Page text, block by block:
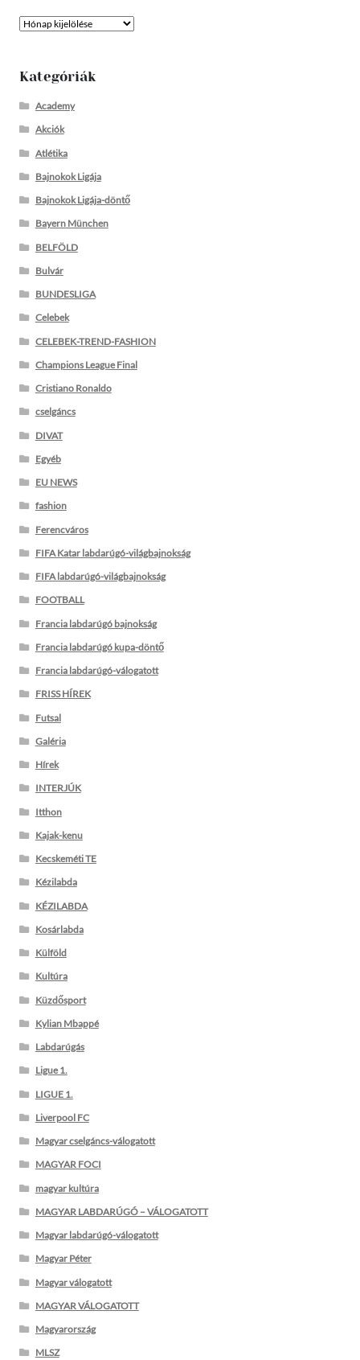
Archívum
Kategóriák
Academy
Akciók
Atlétika
Bajnokok Ligája
Bajnokok Ligája-döntő
Bayern München
BELFÖLD
Bulvár
BUNDESLIGA
Celebek
CELEBEK-TREND-FASHION
Champions League Final
Cristiano Ronaldo
cselgáncs
DIVAT
Egyéb
EU NEWS
fashion
Ferencváros
FIFA Katar labdarúgó-világbajnokság
FIFA labdarúgó-világbajnokság
FOOTBALL
Francia labdarúgó bajnokság
Francia labdarúgó kupa-döntő
Francia labdarúgó-válogatott
FRISS HÍREK
Futsal
Galéria
Hírek
INTERJÚK
Itthon
Kajak-kenu
Kecskeméti TE
Kézilabda
KÉZILABDA
Kosárlabda
Külföld
Kultúra
Küzdősport
Kylian Mbappé
Labdarúgás
Ligue 1.
LIGUE 1.
Liverpool FC
Magyar cselgáncs-válogatott
MAGYAR FOCI
magyar kultúra
MAGYAR LABDARÚGÓ – VÁLOGATOTT
Magyar labdarúgó-válogatott
Magyar Péter
Magyar válogatott
MAGYAR VÁLOGATOTT
Magyarország
MLSZ